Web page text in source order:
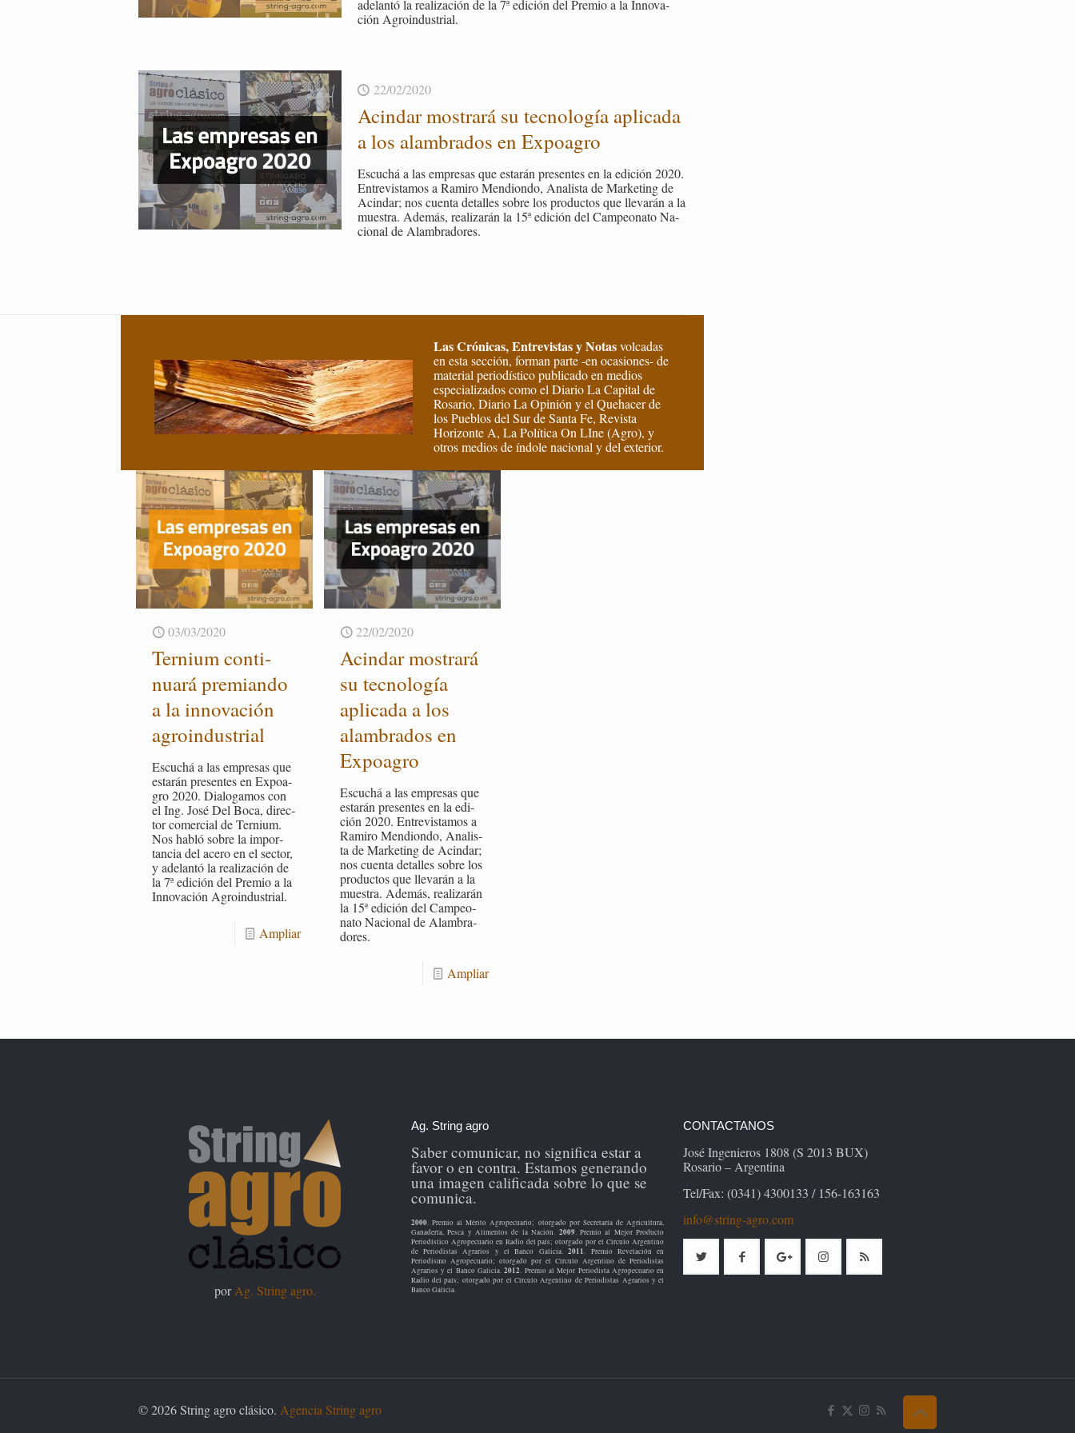
ade­lan­tó la rea­li­za­ción de la 7ª edi­ción del Pre­mio a la In­no­va­
ción Agroin­dus­trial.
22/02/2020
Acin­dar mos­tra­rá su tec­no­lo­gía apli­ca­da
a los alam­bra­dos en Ex­poa­gro
Es­cu­chá a las em­pre­sas que es­ta­rán pre­sen­tes en la edi­ción 2020.
En­tre­vis­ta­mos a Ra­mi­ro Men­dion­do, Ana­lis­ta de Mar­ke­ting de
Acin­dar; nos cuen­ta de­ta­lles sobre los pro­duc­tos que lle­va­rán a la
mues­tra. Ade­más, rea­li­za­rán la 15ª edi­ción del Cam­peo­na­to Na­
cio­nal de Alam­bra­do­res.
Las Crónicas, Entrevistas y Notasvolcadas
en esta sección, forman parte -en ocasiones- de
material periodístico publicado en medios
especializados como el Diario La Capital de
Rosario, Diario La Opinión y el Quehacer de
los Pueblos del Sur de Santa Fe, Revista
Horizonte A, La Política On LIne (Agro), y
otros medios de índole nacional y del exterior.
03/03/2020
Ter­nium con­ti­
nua­rá pre­mian­do
a la in­no­va­ción
agroin­dus­trial
Es­cu­chá a las em­pre­sas que
es­ta­rán pre­sen­tes en Ex­poa­
gro 2020. Dia­lo­ga­mos con
el Ing. José Del Boca, di­rec­
tor co­mer­cial de Ter­nium.
Nos habló sobre la im­por­
tan­cia del acero en el sec­tor,
y ade­lan­tó la rea­li­za­ción de
la 7ª edi­ción del Pre­mio a la
In­no­va­ción Agroin­dus­trial.
Am­pliar
22/02/2020
Acin­dar mos­tra­rá
su tec­no­lo­gía
apli­ca­da a los
alam­bra­dos en
Ex­poa­gro
Es­cu­chá a las em­pre­sas que
es­ta­rán pre­sen­tes en la edi­
ción 2020. En­tre­vis­ta­mos a
Ra­mi­ro Men­dion­do, Ana­lis­
ta de Mar­ke­ting de Acin­dar;
nos cuen­ta de­ta­lles sobre los
pro­duc­tos que lle­va­rán a la
mues­tra. Ade­más, rea­li­za­rán
la 15ª edi­ción del Cam­peo­
na­to Na­cio­nal de Alam­bra­
do­res.
Am­pliar
porAg. String agro.
Ag. String agro
Saber comunicar, no significa estar a
favor o en contra. Estamos generando
una imagen calificada sobre lo que se
comunica.
2000. Premio al Mérito Agropecuario; otorgado por Secretaría de Agricultura,
Ganadería, Pesca y Alimentos de la Nación. 2009. Premio al Mejor Producto
Periodístico Agropecuario en Radio del país; otorgado por el Círculo Argentino
de Periodistas Agrarios y el Banco Galicia.2011. Premio Revelación en
Periodismo Agropecuario; otorgado por el Círculo Argentino de Periodistas
Agrarios y el Banco Galicia.2012. Premio al Mejor Periodista Agropecuario en
Radio del país; otorgado por el Círculo Argentino de Periodistas Agrarios y el
Banco Galicia.
CONTACTANOS
José Ingenieros 1808 (S 2013 BUX)
Rosario – Argentina
Tel/Fax: (0341) 4300133 / 156-163163
info@string-agro.com
© 2026 String agro clásico. Agencia String agro